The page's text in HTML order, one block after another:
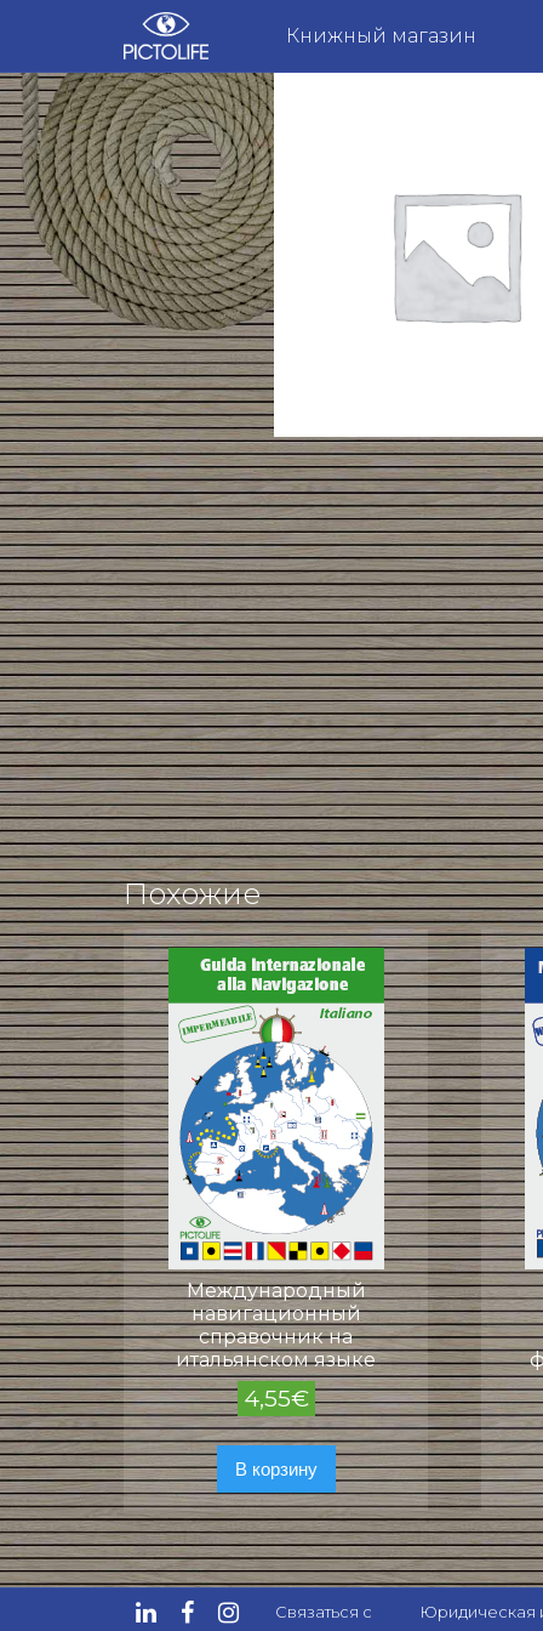
Книжный магазин
Похожие
Международный
навигационный
справочник на
итальянском языке
4,55€
В корзину
Связаться с Юридическая